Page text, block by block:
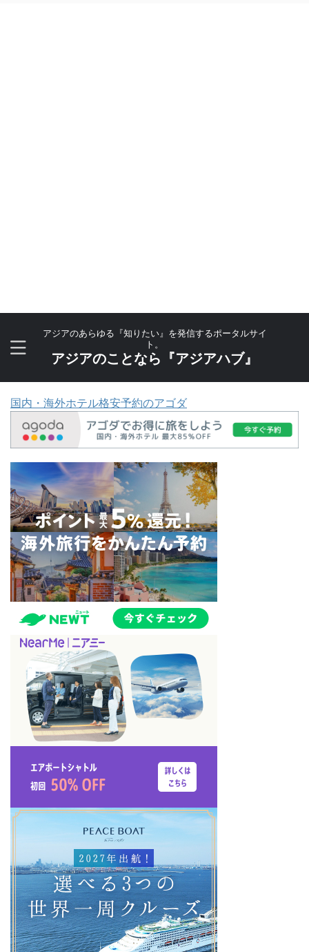
アジアのあらゆる『知りたい』を発信するポータルサイ
ト。
アジアのことなら『アジアハブ』
国内・海外ホテル格安予約のアゴダ